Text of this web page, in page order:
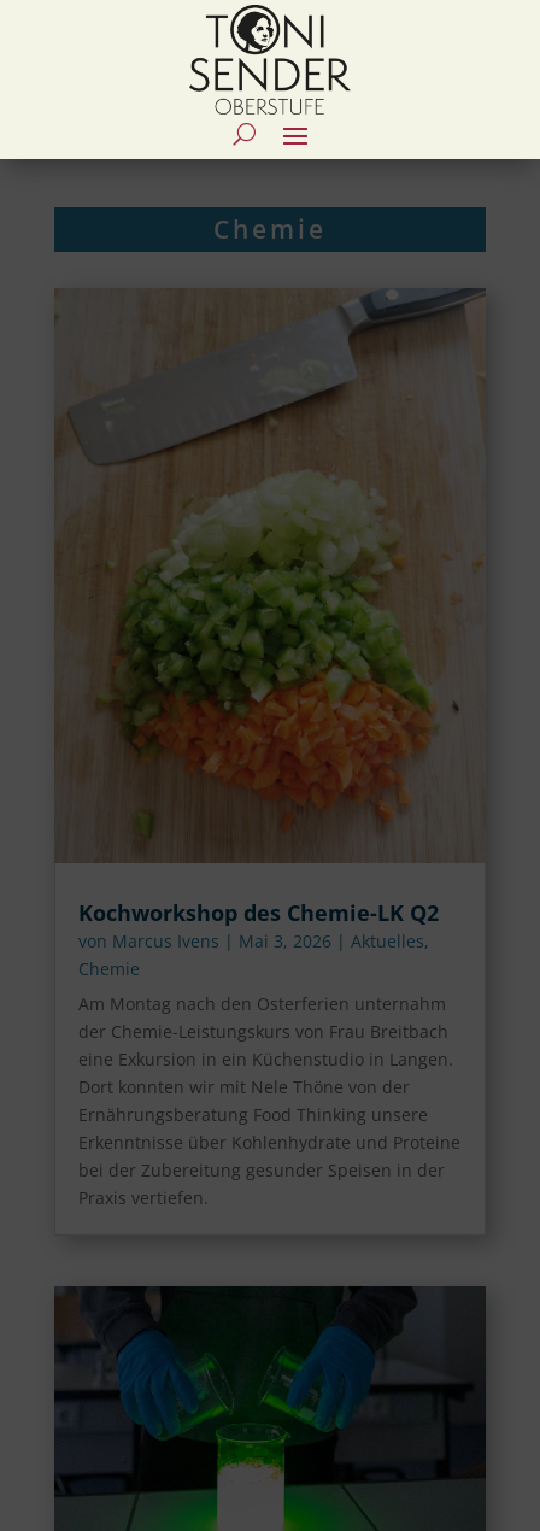
Chemie
Kochworkshop des Chemie-LK Q2
von Marcus Ivens | Mai 3, 2026 | Aktuelles,
Chemie
Am Montag nach den Osterferien unternahm
der Chemie-Leistungskurs von Frau Breitbach
eine Exkursion in ein Küchenstudio in Langen.
Dort konnten wir mit Nele Thöne von der
Ernährungsberatung Food Thinking unsere
Erkenntnisse über Kohlenhydrate und Proteine
bei der Zubereitung gesunder Speisen in der
Praxis vertiefen.